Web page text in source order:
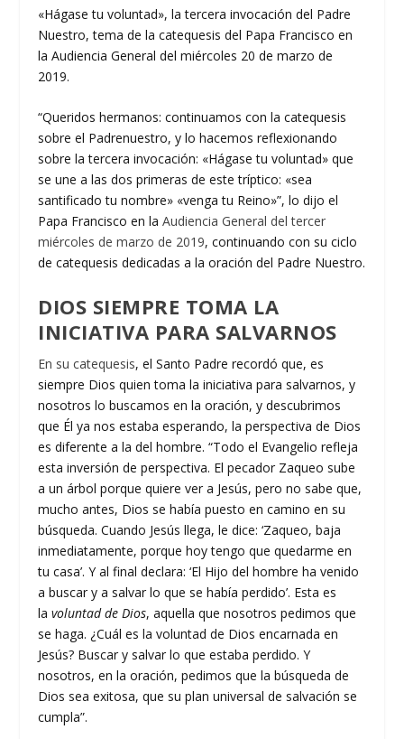
«Hágase tu voluntad», la tercera invocación del Padre
Nuestro, tema de la catequesis del Papa Francisco en
la Audiencia General del miércoles 20 de marzo de
2019.
“Queridos hermanos: continuamos con la catequesis
sobre el Padrenuestro, y lo hacemos reflexionando
sobre la tercera invocación: «Hágase tu voluntad» que
se une a las dos primeras de este tríptico: «sea
santificado tu nombre» «venga tu Reino»”, lo dijo el
Papa Francisco en laAudiencia General del tercer
miércoles de marzo de 2019, continuando con su ciclo
de catequesis dedicadas a la oración del Padre Nuestro.
DIOS SIEMPRE TOMA LA
INICIATIVA PARA SALVARNOS
En su catequesis, el Santo Padre recordó que, es
siempre Dios quien toma la iniciativa para salvarnos, y
nosotros lo buscamos en la oración, y descubrimos
que Él ya nos estaba esperando, la perspectiva de Dios
es diferente a la del hombre. “Todo el Evangelio refleja
esta inversión de perspectiva. El pecador Zaqueo sube
a un árbol porque quiere ver a Jesús, pero no sabe que,
mucho antes, Dios se había puesto en camino en su
búsqueda. Cuando Jesús llega, le dice: ‘Zaqueo, baja
inmediatamente, porque hoy tengo que quedarme en
tu casa’. Y al final declara: ‘El Hijo del hombre ha venido
a buscar y a salvar lo que se había perdido’. Esta es
lavoluntad de Dios, aquella que nosotros pedimos que
se haga. ¿Cuál es la voluntad de Dios encarnada en
Jesús? Buscar y salvar lo que estaba perdido. Y
nosotros, en la oración, pedimos que la búsqueda de
Dios sea exitosa, que su plan universal de salvación se
cumpla”.